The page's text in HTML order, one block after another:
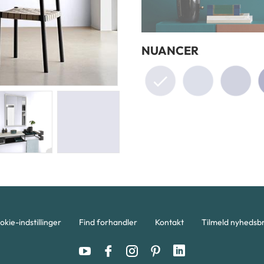
NUANCER
indstillinger Find forhandler Kontakt Tilmeld